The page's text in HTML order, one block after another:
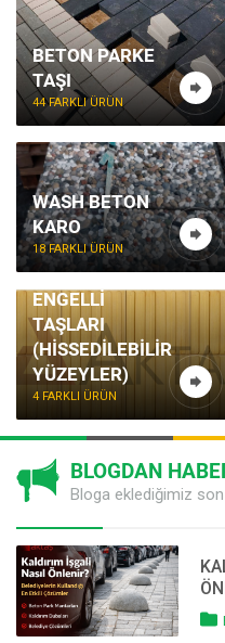
BETON PARKE
TAŞI
44 FARKLI ÜRÜN
WASH BETON
KARO
18 FARKLI ÜRÜN
GÖRME
ENGELLI
TAŞLARI
(HISSEDILEBILIR
YÜZEYLER)
4 FARKLI ÜRÜN
BLOGDAN
Bloga eklediğimiz